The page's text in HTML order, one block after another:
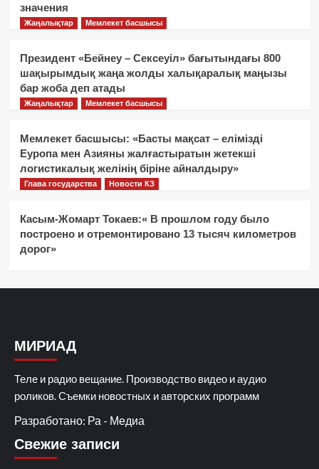
значения
Жаңалықтар Мемлекет басшысы
Президент «Бейнеу – Сексеуіл» бағытындағы 800
шақырымдық жаңа жолды халықаралық маңызы
бар жоба деп атады
Жаңалықтар Мемлекет басшысы
Мемлекет басшысы: «Басты мақсат – елімізді
Еуропа мен Азияны жалғастыратын жетекші
логистикалық желінің біріне айналдыру»
Глава государства Новости КЗ
Касым-Жомарт Токаев:« В прошлом году было
построено и отремонтировано 13 тысяч километров
дорог»
МИРИАД
Теле и радио вещание. Производство видео и аудио
роликов. Съемки новостных и авторских программ
Разработано: Ра - Медиа
Свежие записи